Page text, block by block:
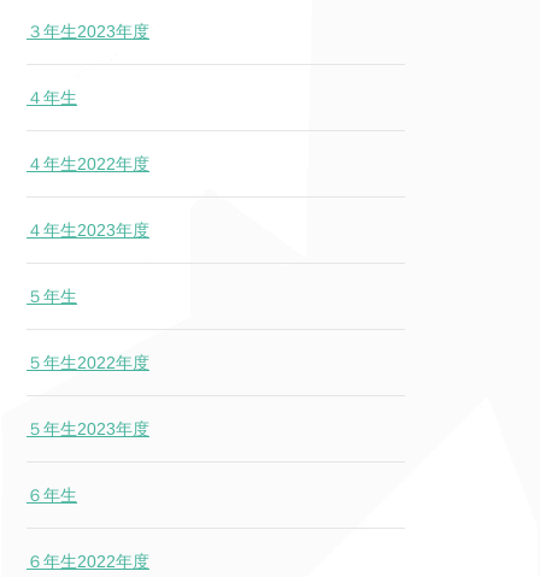
３年生2023年度
４年生
４年生2022年度
４年生2023年度
５年生
５年生2022年度
５年生2023年度
６年生
６年生2022年度